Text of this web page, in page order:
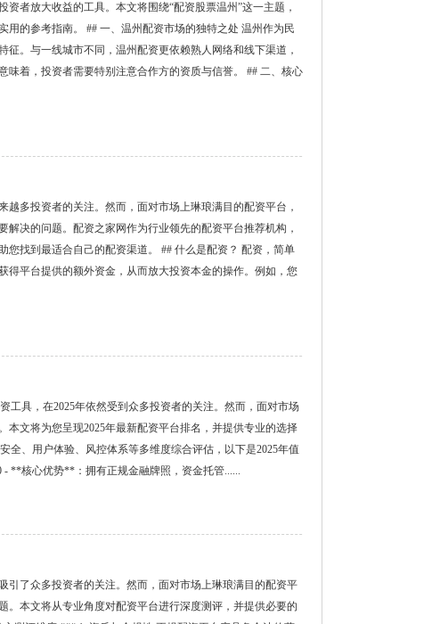
者放大收益的工具。本文将围绕“配资股票温州”这一主题，
的参考指南。 ## 一、温州配资市场的独特之处 温州作为民
。与一线城市不同，温州配资更依赖熟人网络和线下渠道，
味着，投资者需要特别注意合作方的资质与信誉。 ## 二、核心
多投资者的关注。然而，面对市场上琳琅满目的配资平台，
决的问题。配资之家网作为行业领先的配资平台推荐机构，
找到最适合自己的配资渠道。 ## 什么是配资？ 配资，简单
得平台提供的额外资金，从而放大投资本金的操作。例如，您
工具，在2025年依然受到众多投资者的关注。然而，面对市场
文将为您呈现2025年最新配资平台排名，并提供专业的选择
全、用户体验、风控体系等多维度综合评估，以下是2025年值
**核心优势**：拥有正规金融牌照，资金托管......
引了众多投资者的关注。然而，面对市场上琳琅满目的配资平
。本文将从专业角度对配资平台进行深度测评，并提供必要的